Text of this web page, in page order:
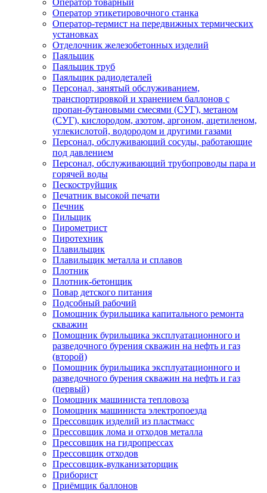
Оператор товарный
Оператор этикетировочного станка
Оператор-термист на передвижных термических
установках
Отделочник железобетонных изделий
Паяльщик
Паяльщик труб
Паяльщик радиодеталей
Персонал, занятый обслуживанием,
транспортировкой и хранением баллонов с
пропан-бутановыми смесями (СУГ), метаном
(СУГ), кислородом, азотом, аргоном, ацетиленом,
углекислотой, водородом и другими газами
Персонал, обслуживающий сосуды, работающие
под давлением
Персонал, обслуживающий трубопроводы пара и
горячей воды
Пескоструйщик
Печатник высокой печати
Печник
Пильщик
Пирометрист
Пиротехник
Плавильщик
Плавильщик металла и сплавов
Плотник
Плотник-бетонщик
Повар детского питания
Подсобный рабочий
Помощник бурильщика капитального ремонта
скважин
Помощник бурильщика эксплуатационного и
разведочного бурения скважин на нефть и газ
(второй)
Помощник бурильщика эксплуатационного и
разведочного бурения скважин на нефть и газ
(первый)
Помощник машиниста тепловоза
Помощник машиниста электропоезда
Прессовщик изделий из пластмасс
Прессовщик лома и отходов металла
Прессовщик на гидропрессах
Прессовщик отходов
Прессовщик-вулканизаторщик
Приборист
Приёмщик баллонов